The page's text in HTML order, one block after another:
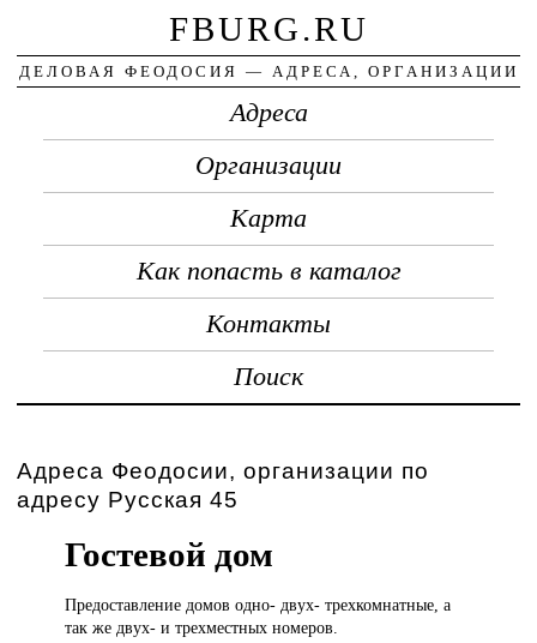
FBURG.RU
ДЕЛОВАЯ ФЕОДОСИЯ — АДРЕСА, ОРГАНИЗАЦИИ
Адреса
Организации
Карта
Как попасть в каталог
Контакты
Поиск
Адреса Феодосии, организации по
адресу Русская 45
Гостевой дом
Предоставление домоводно- двух- трехкомнатные, а
так же двух- и трехместных номеров.